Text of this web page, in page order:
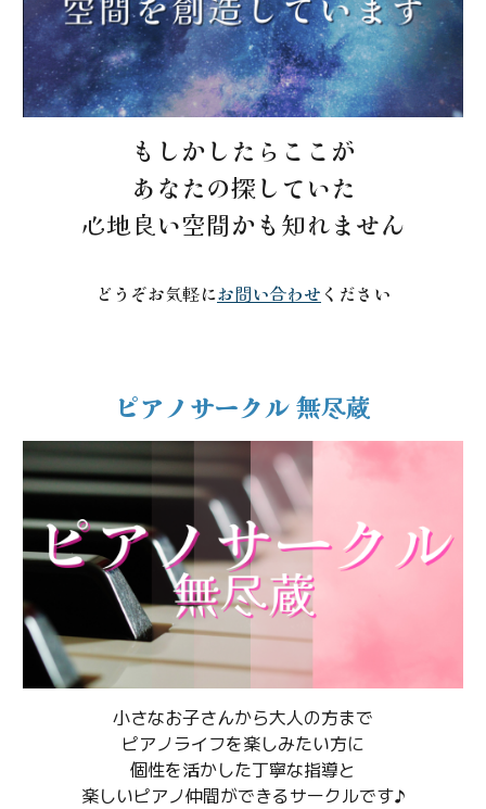
もしかしたらここが
あなたの探していた
心地良い空間かも知れません
どうぞお気軽にお問い合わせ ください
ピアノサークル 無尽蔵
小さなお子さんから大人の方まで
ピアノライフを楽しみたい方に
個性を活かした丁寧な指導と
楽しいピアノ仲間ができるサークルです♪